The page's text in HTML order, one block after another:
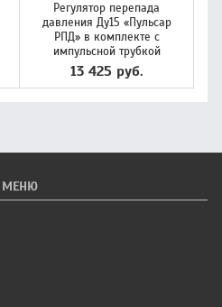
Регулятор перепада
давления Ду15 «Пульсар
РПД» в комплекте с
импульсной трубкой
13 425 руб.
МЕНЮ